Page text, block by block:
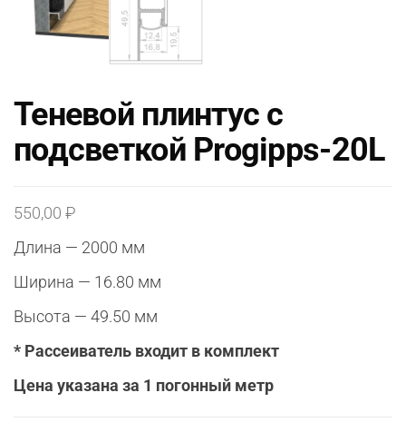
Теневой плинтус с
подсветкой Progipps-20L
550,00 ₽
Длина — 2000 мм
Ширина — 16.80 мм
Высота — 49.50 мм
* Рассеиватель входит в комплект
Цена указана за 1 погонный метр